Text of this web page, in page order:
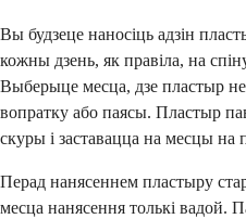
Вы будзеце наносіць адзін
кожны дзень, як правіла, на
Выберыце месца, дзе пластыр
вопратку або паясы. Пластыр
скуры і заставацца на месцы на
Перад нанясеннем пластыру
месца нанясення толькі вадой.